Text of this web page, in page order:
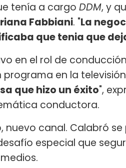
tenía a cargo DDM, y
Fabbiani. "La
que tenia que
en el rol de
programa en la
que hizo un éxito",
conductora.
nuevo canal. Calabró
especial que